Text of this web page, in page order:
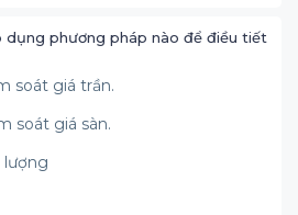
dụng phương pháp nào để điều tiết
soát giá trần.
soát giá sàn.
lượng